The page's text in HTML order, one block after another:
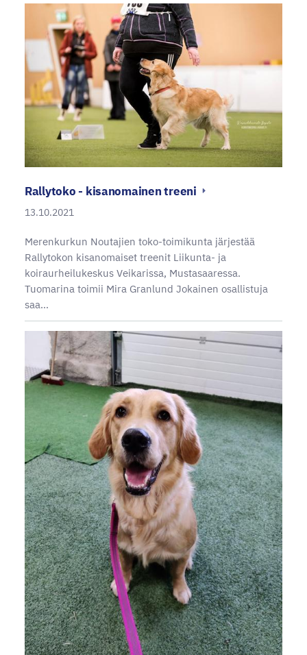
Rallytoko - kisanomainen treeni
13.10.2021
Merenkurkun Noutajien toko-toimikunta järjestää
Rallytokon kisanomaiset treenit Liikunta- ja
koiraurheilukeskus Veikarissa, Mustasaaressa.
Tuomarina toimii Mira Granlund Jokainen osallistuja
saa…